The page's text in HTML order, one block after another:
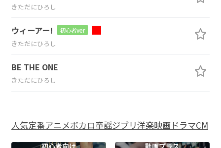
きただにひろし
ウィーアー! 初心者ver
きただにひろし
BE THE ONE
きただにひろし
人気定番アニメボカロ童謡ジブリ洋楽映画ドラマCM